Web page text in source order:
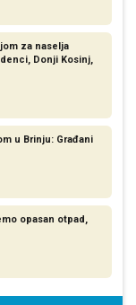
za naselja
Donji Kosinj,
u Brinju: Građani
opasan otpad,